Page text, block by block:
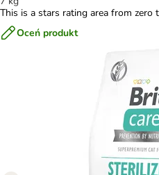
This is a stars rating area from zero
Oceń produkt